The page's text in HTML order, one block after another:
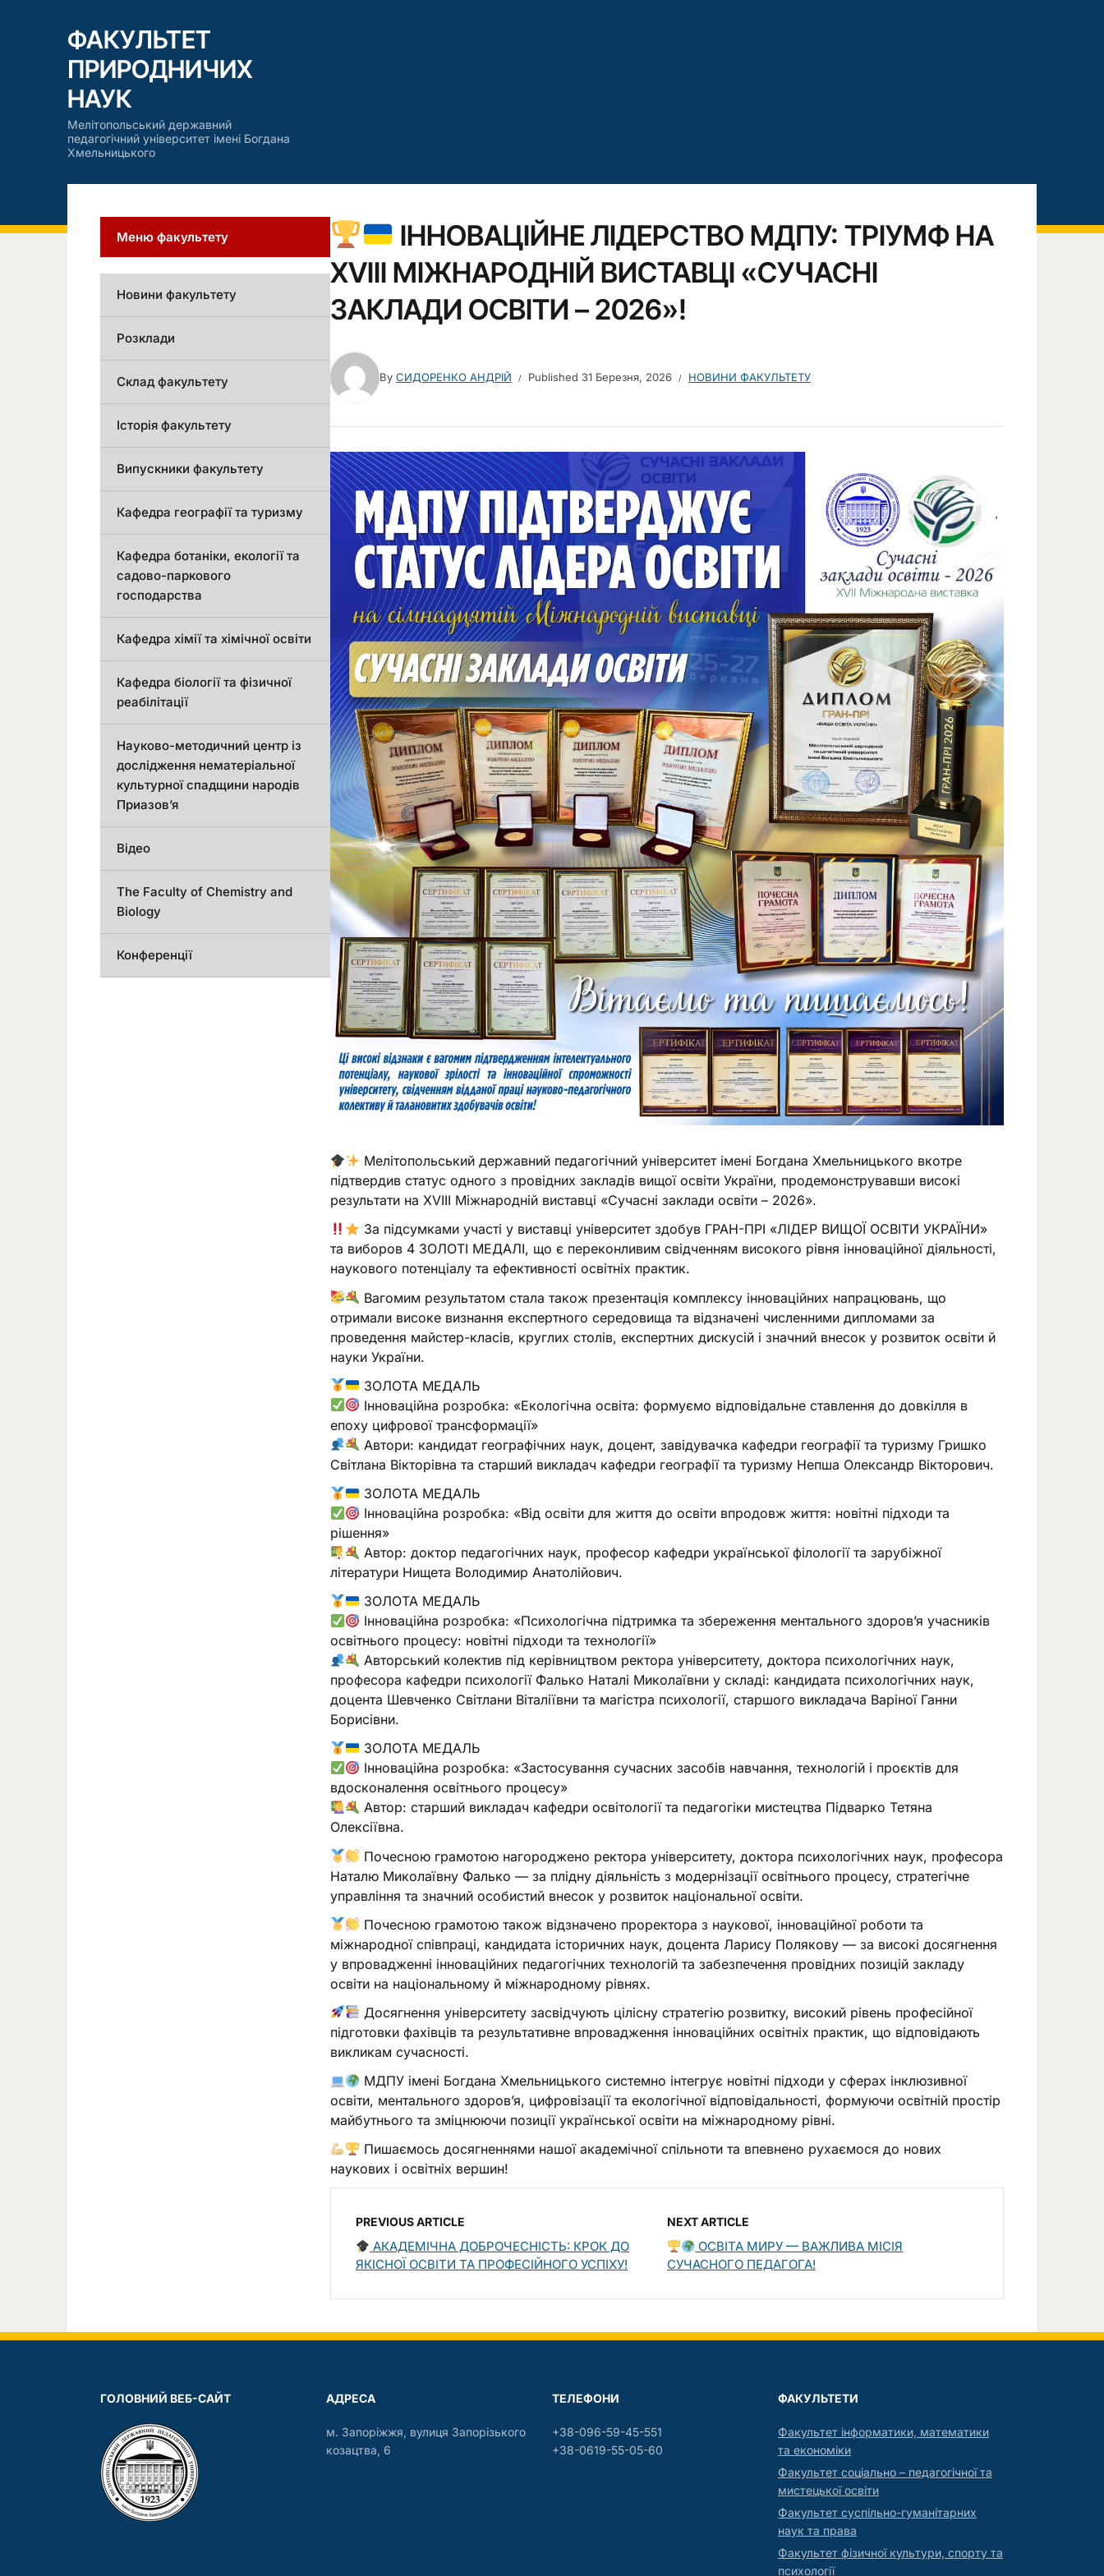
ФАКУЛЬТЕТ
ПРИРОДНИЧИХ
НАУК
Мелітопольський державний
педагогічний університет імені Богдана
Хмельницького
ІННОВАЦІЙНЕ ЛІДЕРСТВО МДПУ: ТРІУМФ НА
XVIII МІЖНАРОДНІЙ ВИСТАВЦІ «СУЧАСНІ
ЗАКЛАДИ ОСВІТИ – 2026»!
By СИДОРЕНКО АНДРІЙ Published 31 Березня, 2026 НОВИНИ ФАКУЛЬТЕТУ
Мелітопольський державний педагогічний університет імені Богдана Хмельницького вкотре
підтвердив статус одного з провідних закладів вищої освіти України, продемонструвавши високі
результати на XVIII Міжнародній виставці «Сучасні заклади освіти – 2026».
За підсумками участі у виставці університет здобув ГРАН-ПРІ «ЛІДЕР ВИЩОЇ ОСВІТИ УКРАЇНИ»
та виборов 4 ЗОЛОТІ МЕДАЛІ, що є переконливим свідченням високого рівня інноваційної діяльності,
наукового потенціалу та ефективності освітніх практик.
Вагомим результатом стала також презентація комплексу інноваційних напрацювань, що
отримали високе визнання експертного середовища та відзначені численними дипломами за
проведення майстер-класів, круглих столів, експертних дискусій і значний внесок у розвиток освіти й
науки України.
ЗОЛОТА МЕДАЛЬ
Інноваційна розробка: «Екологічна освіта: формуємо відповідальне ставлення до довкілля в
епоху цифрової трансформації»
Автори: кандидат географічних наук, доцент, завідувачка кафедри географії та туризму Гришко
Світлана Вікторівна та старший викладач кафедри географії та туризму Непша Олександр Вікторович.
ЗОЛОТА МЕДАЛЬ
Інноваційна розробка: «Від освіти для життя до освіти впродовж життя: новітні підходи та
рішення»
Автор: доктор педагогічних наук, професор кафедри української філології та зарубіжної
літератури Нищета Володимир Анатолійович.
ЗОЛОТА МЕДАЛЬ
Інноваційна розробка: «Психологічна підтримка та збереження ментального здоров’я учасників
освітнього процесу: новітні підходи та технології»
Авторський колектив під керівництвом ректора університету, доктора психологічних наук,
професора кафедри психології Фалько Наталі Миколаївни у складі: кандидата психологічних наук,
доцента Шевченко Світлани Віталіївни та магістра психології, старшого викладача Варіної Ганни
Борисівни.
ЗОЛОТА МЕДАЛЬ
Інноваційна розробка: «Застосування сучасних засобів навчання, технологій і проєктів для
вдосконалення освітнього процесу»
Автор: старший викладач кафедри освітології та педагогіки мистецтва Підварко Тетяна
Олексіївна.
Почесною грамотою нагороджено ректора університету, доктора психологічних наук, професора
Наталю Миколаївну Фалько — за плідну діяльність з модернізації освітнього процесу, стратегічне
управління та значний особистий внесок у розвиток національної освіти.
Почесною грамотою також відзначено проректора з наукової, інноваційної роботи та
міжнародної співпраці, кандидата історичних наук, доцента Ларису Полякову — за високі досягнення
у впровадженні інноваційних педагогічних технологій та забезпечення провідних позицій закладу
освіти на національному й міжнародному рівнях.
Досягнення університету засвідчують цілісну стратегію розвитку, високий рівень професійної
підготовки фахівців та результативне впровадження інноваційних освітніх практик, що відповідають
викликам сучасності.
МДПУ імені Богдана Хмельницького системно інтегрує новітні підходи у сферах інклюзивної
освіти, ментального здоров’я, цифровізації та екологічної відповідальності, формуючи освітній простір
майбутнього та зміцнюючи позиції української освіти на міжнародному рівні.
Пишаємось досягненнями нашої академічної спільноти та впевнено рухаємося до нових
наукових і освітніх вершин!
PREVIOUS ARTICLE
АКАДЕМІЧНА ДОБРОЧЕСНІСТЬ: КРОК ДО
ЯКІСНОЇ ОСВІТИ ТА ПРОФЕСІЙНОГО УСПІХУ!
NEXT ARTICLE
ОСВІТА МИРУ — ВАЖЛИВА МІСІЯ
СУЧАСНОГО ПЕДАГОГА!
Меню факультету
Новини факультету
Розклади
Склад факультету
Історія факультету
Випускники факультету
Кафедра географії та туризму
Кафедра ботаніки, екології та
садово-паркового
господарства
Кафедра хімії та хімічної освіти
Кафедра біології та фізичної
реабілітації
Науково-методичний центр із
дослідження нематеріальної
культурної спадщини народів
Приазов’я
Відео
The Faculty of Chemistry and
Biology
Конференції
ГОЛОВНИЙ ВЕБ-САЙТ АДРЕСА
м. Запоріжжя, вулиця Запорізького
козацтва, 6
ТЕЛЕФОНИ
+38-096-59-45-551
+38-0619-55-05-60
ФАКУЛЬТЕТИ
Факультет інформатики, математики
та економіки
Факультет соціально – педагогічної та
мистецької освіти
Факультет суспільно-гуманітарних
наук та права
Факультет фізичної культури, спорту та
психології